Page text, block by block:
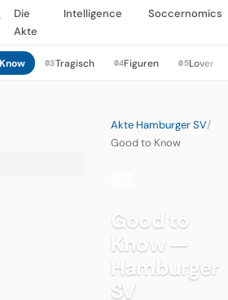
Die
Akte
Intelligence Soccernomics
03Tragisch 04Figuren 05Lover
Akte Hamburger SV/
Good to Know
Good to
Know —
Hamburger
SV